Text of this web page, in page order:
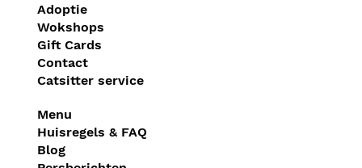
Adoptie
Wokshops
Gift Cards
Contact
Catsitter service
Menu
Huisregels & FAQ
Blog